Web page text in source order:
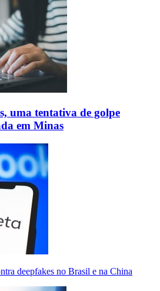
uma tentativa de golpe
em Minas
deepfakes no Brasil e na China